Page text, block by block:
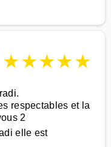
★★★★★
respectables et la
2
elle est